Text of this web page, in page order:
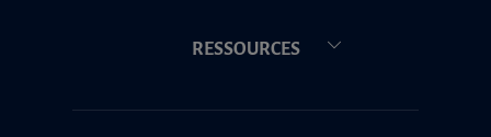
RESSOURCES